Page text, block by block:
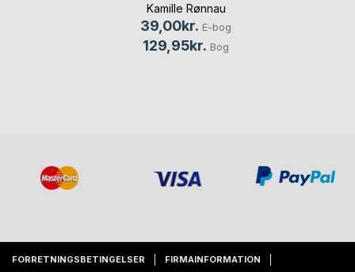
Kamille Rønnau
39,00kr. E-bog
129,95kr. Bog
FORRETNINGSBETINGELSER FIRMAINFORMATION